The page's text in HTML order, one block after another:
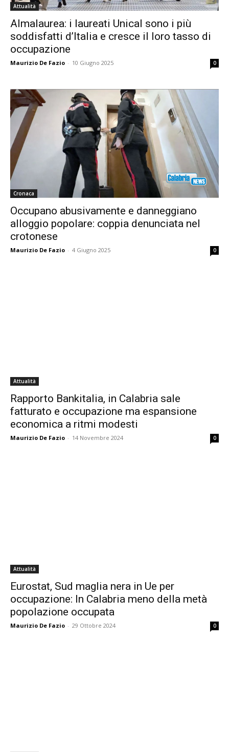
Attualità
Almalaurea: i laureati Unical sono i più
soddisfatti d’Italia e cresce il loro tasso di
occupazione
Maurizio De Fazio - 10 Giugno 2025 0
Cronaca
Occupano abusivamente e danneggiano
alloggio popolare: coppia denunciata nel
crotonese
Maurizio De Fazio - 4 Giugno 2025 0
Attualità
Rapporto Bankitalia, in Calabria sale
fatturato e occupazione ma espansione
economica a ritmi modesti
Maurizio De Fazio - 14 Novembre 2024 0
Attualità
Eurostat, Sud maglia nera in Ue per
occupazione: In Calabria meno della metà
popolazione occupata
Maurizio De Fazio - 29 Ottobre 2024 0